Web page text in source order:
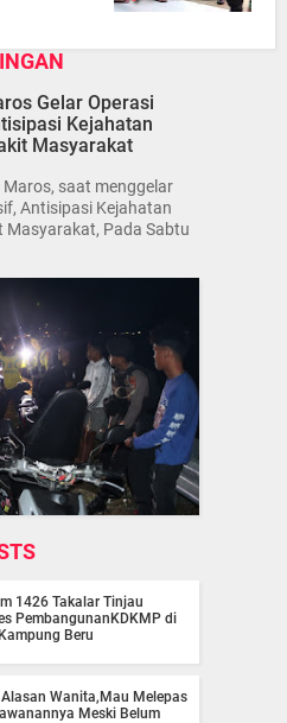
Gelar Operasi
Kejahatan
Masyarakat
saat menggelar
Antisipasi Kejahatan
Masyarakat, Pada Sabtu
1426 Takalar Tinjau
PembangunanKDKMP di
Beru
Alasan Wanita,Mau Melepas
Meski Belum